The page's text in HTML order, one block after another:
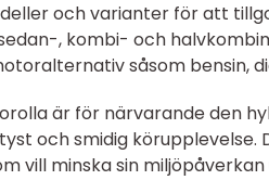
och varianter för att
, kombi- och
såsom bensin,
är för närvarande den
och smidig körupplevelse.
vill minska sin